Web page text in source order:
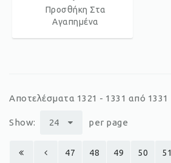
Προσθήκη Στα
Αγαπημένα
Αποτελέσματα 1321 - 1331 από 1331
Show: 24 per page
47 48 49 50 51